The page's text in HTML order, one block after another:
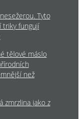
Tyto
triky fungují
tělové máslo
než
zmrzlina jako z